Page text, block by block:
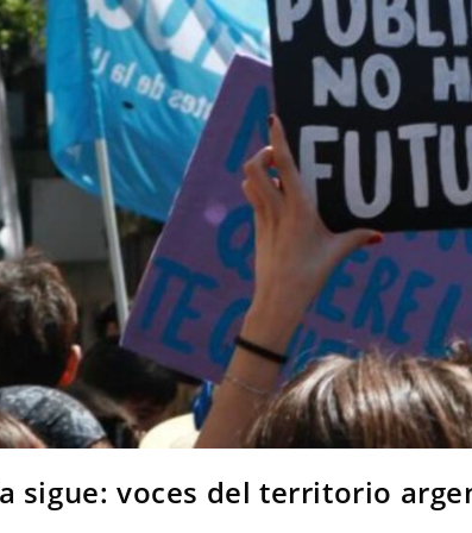
sigue: voces del territorio